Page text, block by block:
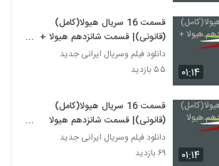
۰۱:۱۴
قسمت 16 سریال هیولا(کامل)
(قانونی)| قسمت شانزدهم هیولا +
تمامی قسمت ها
دانلود فیلم وسریال ایرانی جدید
۵۵ بازدید
۰۱:۱۴
قسمت 16 سریال هیولا(کامل)
(قانونی)| قسمت شانزدهم هیولا
(هیولا)
دانلود فیلم وسریال ایرانی جدید
۶۹ بازدید